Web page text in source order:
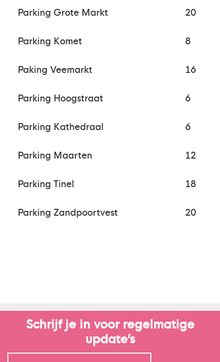
Parking Grote Markt 20
Parking Komet 8
Paking Veemarkt 16
Parking Hoogstraat 6
Parking Kathedraal 6
Parking Maarten 12
Parking Tinel 18
Parking Zandpoortvest 20
Schrijf je in voor regelmatige
update’s